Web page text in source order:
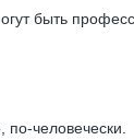
быть
человечески.